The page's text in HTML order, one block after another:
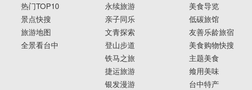
热门TOP10
景点快搜
旅游地图
全景看台中
永续旅游
亲子同乐
文青探索
登山步道
铁马之旅
捷运旅游
银发漫游
美食导览
低碳旅馆
友善乐龄旅宿
美食购物快搜
主题美食
飨用美味
台中特产